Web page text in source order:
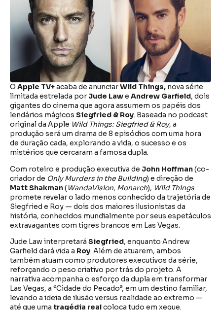
O Apple TV+acaba de anunciarWild Things, nova série
limitada estrelada por Jude Lawe Andrew Garfield, dois
gigantes do cinema que agora assumem os papéis dos
lendários mágicos Siegfried & Roy. Baseada no podcast
original da Apple Wild Things: Siegfried & Roy, a
produção será um drama de 8 episódios com uma hora
de duração cada, explorando a vida, o sucesso e os
mistérios que cercaram a famosa dupla.
Com roteiro e produção executiva de John Hoffman(co-
criador de Only Murders in the Building) e direção de
Matt Shakman(WandaVision, Monarch), Wild Things
promete revelar o lado menos conhecido da trajetória de
Siegfried e Roy — dois dos maiores ilusionistas da
história, conhecidos mundialmente por seus espetáculos
extravagantes com tigres brancos em Las Vegas.
Jude Law interpretará Siegfried, enquanto Andrew
Garfield dará vida a Roy. Além de atuarem, ambos
também atuam como produtores executivos da série,
reforçando o peso criativo por trás do projeto. A
narrativa acompanha o esforço da dupla em transformar
Las Vegas, a “Cidade do Pecado”, em um destino familiar,
levando a ideia de ilusão versus realidade ao extremo —
até que uma tragédia realcoloca tudo em xeque.